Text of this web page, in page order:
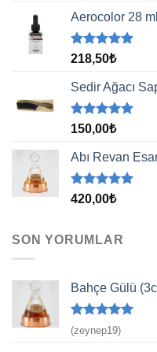
aldı
Aerocolor 28
5 üzerinden
aldı
218,50₺
Sedir Ağacı
5 üzerinden
aldı
150,00₺
Abı Revan
5 üzerinden
420,00₺
SON YORUMLAR
Bahçe Gülü
5 üzerinden
5
oy aldı
(zeynep19)